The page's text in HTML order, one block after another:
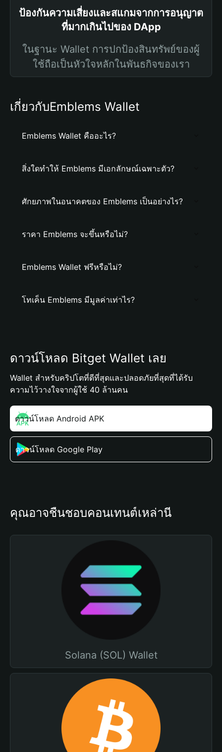
ป้องกันความเสี่ยงและสแกมจากการอนุญาต
ที่มากเกินไปของ DApp
ในฐานะ Wallet การปกป้องสินทรัพย์ของผู้
ใช้ถือเป็นหัวใจหลักในพันธกิจของเรา
เกี่ยวกับEmblems Wallet
Emblems Wallet คืออะไร?
สิ่งใดทำให้ Emblems มีเอกลักษณ์เฉพาะตัว?
ศักยภาพในอนาคตของ Emblems เป็นอย่างไร?
ราคา Emblems จะขึ้นหรือไม่?
Emblems Wallet ฟรีหรือไม่?
โทเค็น Emblems มีมูลค่าเท่าไร?
ดาวน์โหลด Bitget Wallet เลย
Wallet สำหรับคริปโตที่ดีที่สุดและปลอดภัยที่สุดที่ได้รับ
ความไว้วางใจจากผู้ใช้ 40 ล้านคน
ดาวน์โหลด Android APK
ดาวน์โหลด Google Play
คุณอาจชื่นชอบคอนเทนต์เหล่านี้
Solana (SOL) Wallet